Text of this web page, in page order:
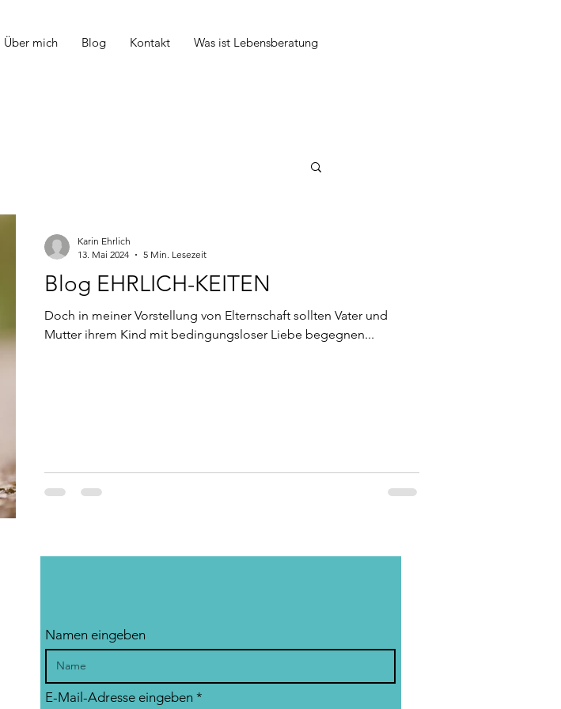
Über mich Blog Kontakt Was ist Lebensberatung
Blog EHRLICH-KEITEN
Doch in meiner Vorstellung von Elternschaft sollten Vater und
Mutter ihrem Kind mit bedingungsloser Liebe begegnen...
Karin Ehrlich
13. Mai 2024
5 Min. Lesezeit
Namen eingeben
E-Mail-Adresse eingeben